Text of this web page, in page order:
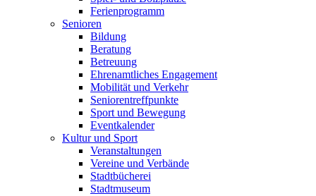
Ferienprogramm
Senioren
Bildung
Beratung
Betreuung
Ehrenamtliches Engagement
Mobilität und Verkehr
Seniorentreffpunkte
Sport und Bewegung
Eventkalender
Kultur und Sport
Veranstaltungen
Vereine und Verbände
Stadtbücherei
Stadtmuseum